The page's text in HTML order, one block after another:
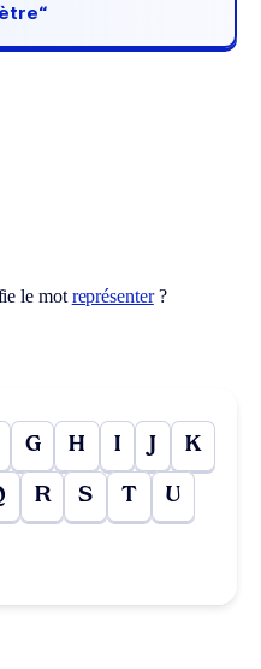
le mot représenter?
G H I J K
R S T U